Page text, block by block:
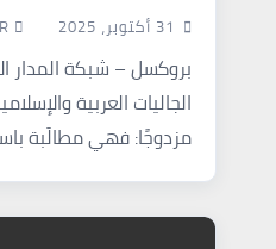
31 أكتوبر، 2025
بروكسل – شبكة المدار
الجاليات العربية
مزدوجًا: فهي مطالَبة